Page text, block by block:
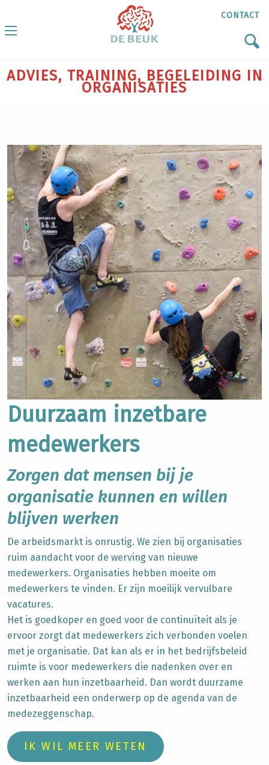
CONTACT
ADVIES, TRAINING, BEGELEIDING IN
ORGANISATIES
Duurzaam inzetbare
medewerkers
Zorgen dat mensen bij je
organisatie kunnen en willen
blijven werken
De arbeidsmarkt is onrustig. We zien bij organisaties
ruim aandacht voor de werving van nieuwe
medewerkers. Organisaties hebben moeite om
medewerkers te vinden. Er zijn moeilijk vervulbare
vacatures.
Het is goedkoper en goed voor de continuïteit als je
ervoor zorgt dat medewerkers zich verbonden voelen
met je organisatie. Dat kan als er in het bedrijfsbeleid
ruimte is voor medewerkers die nadenken over en
werken aan hun inzetbaarheid. Dan wordt duurzame
inzetbaarheid een onderwerp op de agenda van de
medezeggenschap.
IK WIL MEER WETEN